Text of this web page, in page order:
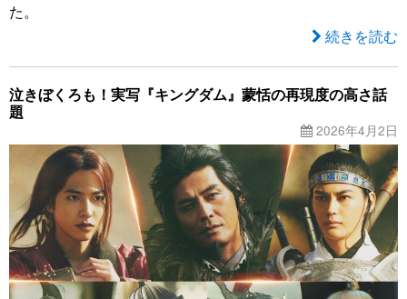
た。
続きを読む
泣きぼくろも！実写『キングダム』蒙恬の再現度の高さ話
題
2026年4月2日